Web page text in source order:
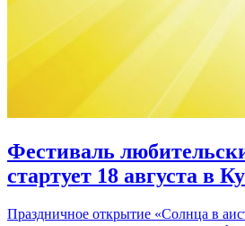
Фестиваль
стартует 18 августа в
Праздничное открытие «Солнца в